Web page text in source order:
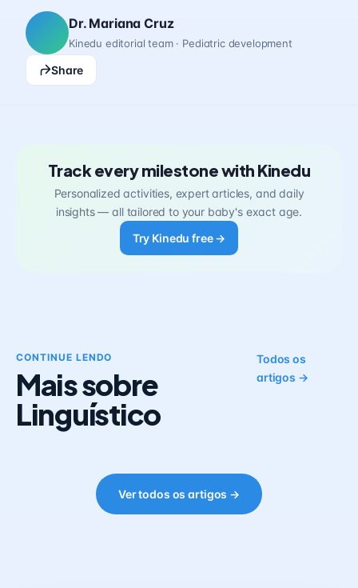
Dr. Mariana Cruz
Kinedu editorial team · Pediatric development
Share
Track every milestone with Kinedu
Personalized activities, expert articles, and daily
insights — all tailored to your baby's exact age.
Try Kinedu free →
CONTINUE LENDO
Mais sobre
Linguístico
Todos os
artigos →
Ver todos os artigos →